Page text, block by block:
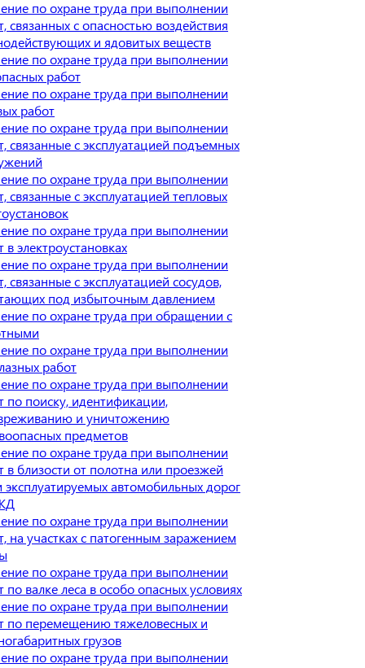
по охране труда при выполнении
связанных с опасностью воздействия
и ядовитых веществ
по охране труда при выполнении
работ
по охране труда при выполнении
работ
по охране труда при выполнении
связанные с эксплуатацией подъемных
по охране труда при выполнении
связанные с эксплуатацией тепловых
по охране труда при выполнении
в электроустановках
по охране труда при выполнении
связанные с эксплуатацией сосудов,
под избыточным давлением
по охране труда при обращении с
по охране труда при выполнении
работ
по охране труда при выполнении
по поиску, идентификации,
и уничтожению
предметов
по охране труда при выполнении
в близости от полотна или проезжей
эксплуатируемых автомобильных дорог
по охране труда при выполнении
на участках с патогенным заражением
по охране труда при выполнении
по валке леса в особо опасных условиях
по охране труда при выполнении
по перемещению тяжеловесных и
грузов
по охране труда при выполнении